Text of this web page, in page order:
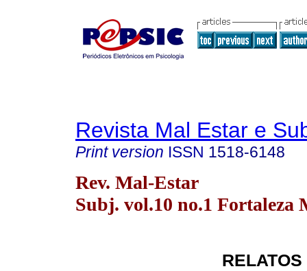
Revista Mal Estar e
Print version ISSN 1518-6148
Rev. Mal-Estar
Subj. vol.10 no.1 Fortaleza